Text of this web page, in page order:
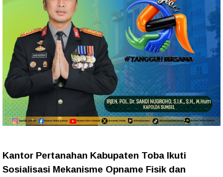
Kantor Pertanahan Kabupaten Toba Ikuti
Sosialisasi Mekanisme Opname Fisik dan